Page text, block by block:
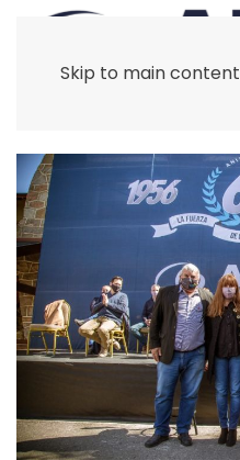
Skip to main content